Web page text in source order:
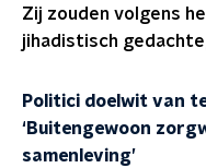
Zij zouden volgens
jihadistisch
Politici doelwit van
‘Buitengewoon
samenleving’